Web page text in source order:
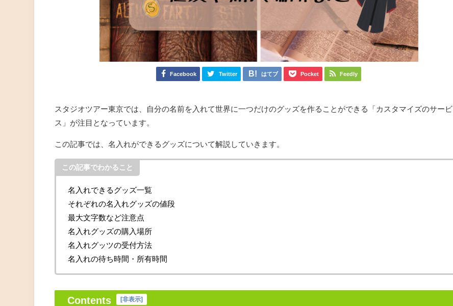
Facebook Twitter はてブ Pocket Feedly
スタジオツアー東京では、自分の名前を入れて世界に一つだけのグッズを作ることができる「カスタマイズのサービ
ス」が注目となっています。
この記事では、名入れができるグッズについて解説していきます。
この記事でわかること
名入れできるグッズ一覧
それぞれの名入れグッズの値段
最大文字数など注意点
名入れグッズの購入場所
名入れグッツの受付方法
名入れの待ち時間・所有時間
Contents [非表示]